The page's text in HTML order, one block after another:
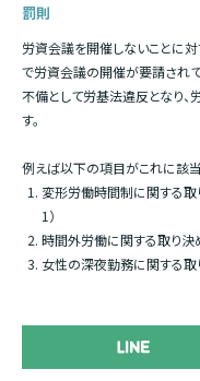
罰則
労資会議を開催しないことに
で労資会議の開催が要請され
不備として労基法違反となり、
す。
例えば以下の項目がこれに該当
変形労働時間制に関する取
1）
時間外労働に関する取り決
女性の深夜勤務に関する取